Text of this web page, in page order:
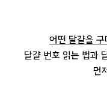
어떤 달걀을 구
달걀 번호 읽는 법과
먼